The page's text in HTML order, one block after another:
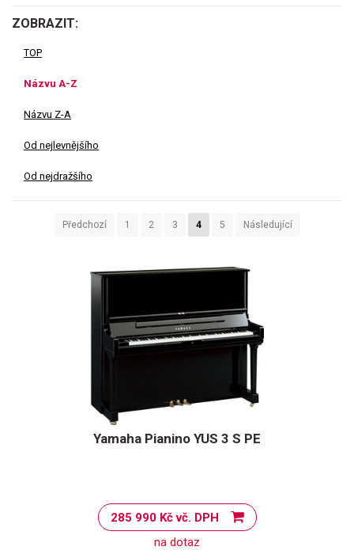
ZOBRAZIT:
TOP
Názvu A-Z
Názvu Z-A
Od nejlevnějšího
Od nejdražšího
Předchozí 1 2 3 4 5 Následující
Yamaha Pianino YUS 3 S PE
285 990 Kč vč. DPH
na dotaz